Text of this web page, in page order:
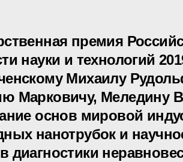
премия
науки и технологий
Михаилу
Марковичу, Меледину
основ мировой
нанотрубок и
диагностики